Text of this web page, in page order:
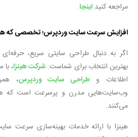
مراجعه کنید اینجا.
افزایش سرعت سایت وردپرس؛ تخصصی که
اگر به دنبال طراحی سایتی سریع،
بهترین انتخاب برای شماست. شرکت هینزا، با
اطلاعات و طراحی سایت وردپرس،
وب‌سایت‌هایی مدرن و پرسرعت است که
می‌کنند.
هینزا با ارائه خدمات بهینه‌سازی سرعت